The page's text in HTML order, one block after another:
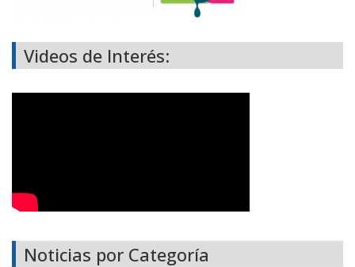
Videos de Interés:
Noticias por Categoría